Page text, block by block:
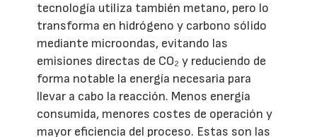
tecnología utiliza también metano, pero lo
transforma en hidrógeno y carbono sólido
mediante microondas, evitando las
emisiones directas de CO₂ y reduciendo de
forma notable la energía necesaria para
llevar a cabo la reacción. Menos energía
consumida, menores costes de operación y
mayor eficiencia del proceso. Estas son las